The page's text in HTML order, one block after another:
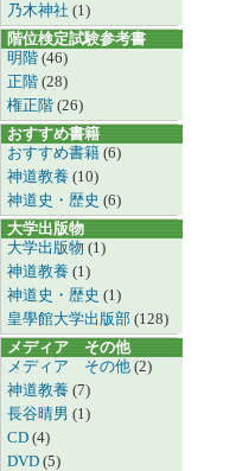
乃木神社 (1)
階位検定試験参考書
明階 (46)
正階 (28)
権正階 (26)
おすすめ書籍
おすすめ書籍 (6)
神道教養 (10)
神道史・歴史 (6)
大学出版物
大学出版物 (1)
神道教養 (1)
神道史・歴史 (1)
皇學館大学出版部 (128)
メディア その他
メディア その他 (2)
神道教養 (7)
長谷晴男 (1)
CD (4)
DVD (5)